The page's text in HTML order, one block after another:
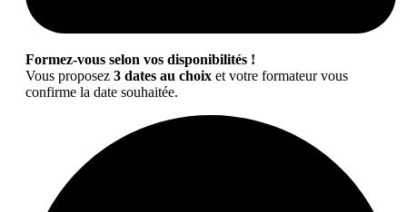
Formez-vous selon vos disponibilités !
Vous proposez 3 dates au choix et votre formateur vous
confirme la date souhaitée.